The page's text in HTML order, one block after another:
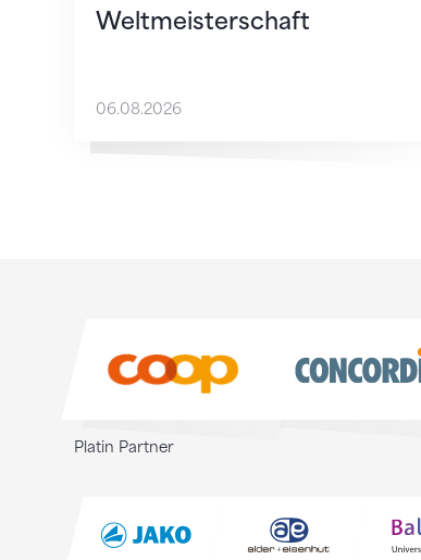
Weltmeisterschaft
06.08.2026
Platin Partner